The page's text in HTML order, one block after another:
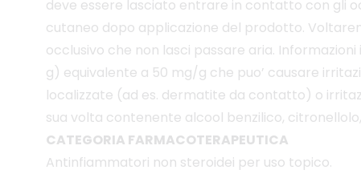
deve essere lasciato entrare in contatto con gli
cutaneo dopo applicazione del prodotto.
occlusivo che non lasci passare aria.
g) equivalente a 50 mg/g che puo’ causare
localizzate (ad es. dermatite da contatto) o
sua volta contenente alcool benzilico,
CATEGORIA FARMACOTERAPEUTICA
Antinfiammatori non steroidei per uso topico.